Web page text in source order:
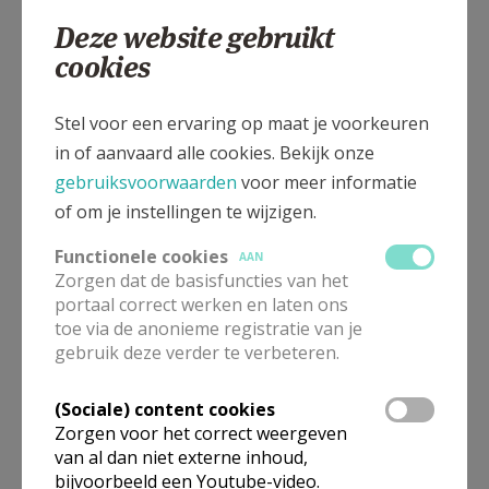
verstaanbaar was. Nadien mochten we twee biertjes
proeven en kregen we een fles Kasteelbier mee voor
gingen mee naar Ruiselede om zelf te degusteren of
als cadeautje te reserveren…
Na een lekkere lunch in Ter Couteren reden we naar
Twee gidsen legden ons uit hoe regionaal nieuws
gemaakt wordt. De journalist neemt een rugzak mee
met camera en microfoon en moet alles zelf inblikken
en nadien nog regisseren. Een eindredactie selecteert
en o zo waar een Ruiseleedse nieuwslezeres in de
nieuwsstudio! Ze werd voor het avondnieuws helaas
weggeknipt.
Deze website gebruikt
cookies
Stel voor een ervaring op maat je voorkeuren
in of aanvaard alle cookies. Bekijk onze
gebruiksvoorwaarden voor meer informatie
of om je instellingen te wijzigen.
Functionele cookies
AAN
Zorgen dat de basisfuncties van het
portaal correct werken en laten ons
toe via de anonieme registratie van je
gebruik deze verder te verbeteren.
(Sociale) content cookies
Zorgen voor het correct weergeven
van al dan niet externe inhoud,
bijvoorbeeld een Youtube-video.